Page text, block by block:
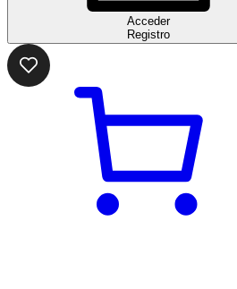
Acceder
Registro